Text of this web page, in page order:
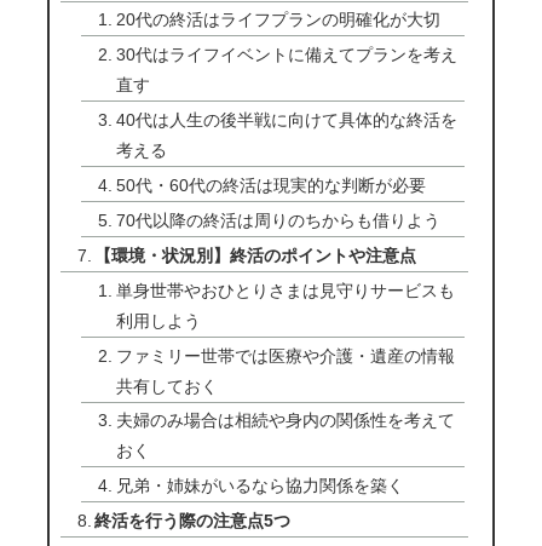
20代の終活はライフプランの明確化が大切
30代はライフイベントに備えてプランを考え
直す
40代は人生の後半戦に向けて具体的な終活を
考える
50代・60代の終活は現実的な判断が必要
70代以降の終活は周りのちからも借りよう
【環境・状況別】終活のポイントや注意点
単身世帯やおひとりさまは見守りサービスも
利用しよう
ファミリー世帯では医療や介護・遺産の情報
共有しておく
夫婦のみ場合は相続や身内の関係性を考えて
おく
兄弟・姉妹がいるなら協力関係を築く
終活を行う際の注意点5つ